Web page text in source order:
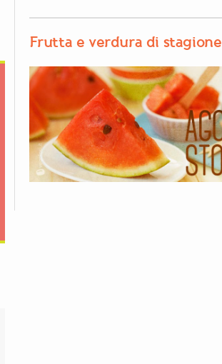
Frutta e verdura di stagione